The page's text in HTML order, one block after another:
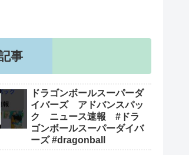
事
ドラゴンボールスーパーダ
イバーズ アドバンスパッ
ク ニュース速報 #ドラ
ゴンボールスーパーダイバ
ーズ #dragonball